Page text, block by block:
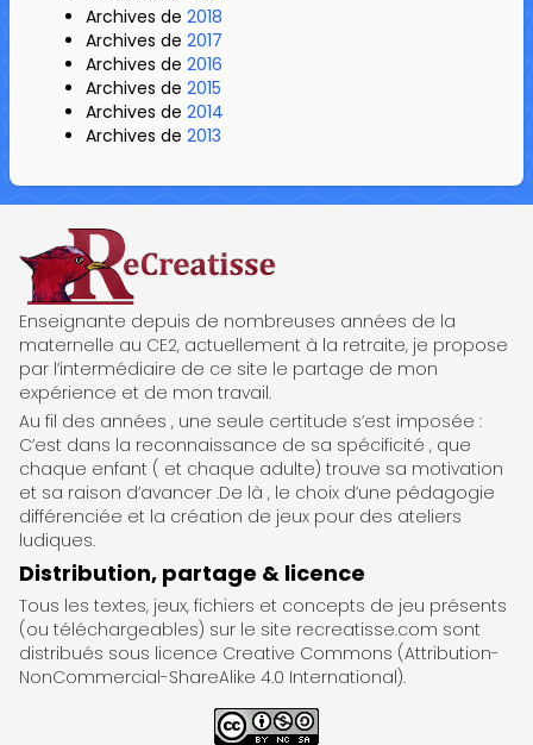
Archives de 2018
Archives de 2017
Archives de 2016
Archives de 2015
Archives de 2014
Archives de 2013
ReCreatisse
Enseignante depuis de nombreuses années de la
maternelle au CE2, actuellement à la retraite, je propose
par l’intermédiaire de ce site le partage de mon
expérience et de mon travail.
Au fil des années , une seule certitude s’est imposée :
C’est dans la reconnaissance de sa spécificité , que
chaque enfant ( et chaque adulte) trouve sa motivation
et sa raison d’avancer .De là , le choix d’une pédagogie
différenciée et la création de jeux pour des ateliers
ludiques.
Distribution, partage & licence
Tous les textes, jeux, fichiers et concepts de jeu présents
(ou téléchargeables) sur le site recreatisse.com sont
distribués sous licence Creative Commons (Attribution-
NonCommercial-ShareAlike 4.0 International).